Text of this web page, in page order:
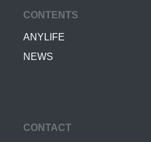
CONTENTS
ANYLIFE
NEWS
CONTACT